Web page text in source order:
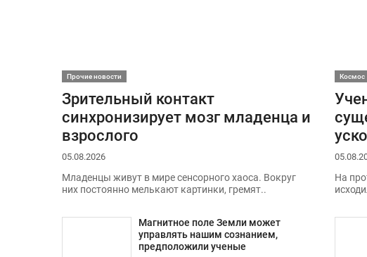
Прочие новости
Зрительный контакт
синхронизирует мозг младенца и
взрослого
05.08.2026
Младенцы живут в мире сенсорного хаоса. Вокруг
них постоянно мелькают картинки, гремят..
Магнитное поле Земли может
управлять нашим сознанием,
предположили ученые
Космос
На